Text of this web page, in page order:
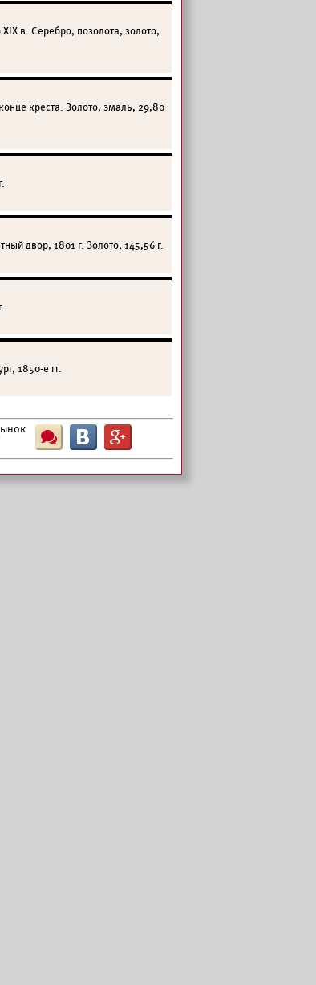
в. Серебро, позолота, золото,
креста. Золото, эмаль, 29,80
двор, 1801 г. Золото; 145,56 г.
1850-е гг.
Ш B G